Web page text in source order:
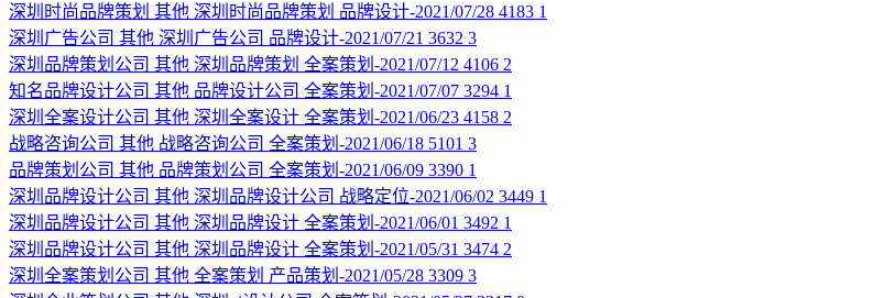
深圳时尚品牌策划 其他 深圳时尚品牌策划 品牌设计-2021/07/28 4183 1
深圳广告公司 其他 深圳广告公司 品牌设计-2021/07/21 3632 3
深圳品牌策划公司 其他 深圳品牌策划 全案策划-2021/07/12 4106 2
知名品牌设计公司 其他 品牌设计公司 全案策划-2021/07/07 3294 1
深圳全案设计公司 其他 深圳全案设计 全案策划-2021/06/23 4158 2
战略咨询公司 其他 战略咨询公司 全案策划-2021/06/18 5101 3
品牌策划公司 其他 品牌策划公司 全案策划-2021/06/09 3390 1
深圳品牌设计公司 其他 深圳品牌设计公司 战略定位-2021/06/02 3449 1
深圳品牌设计公司 其他 深圳品牌设计 全案策划-2021/06/01 3492 1
深圳品牌设计公司 其他 深圳品牌设计 全案策划-2021/05/31 3474 2
深圳全案策划公司 其他 全案策划 产品策划-2021/05/28 3309 3